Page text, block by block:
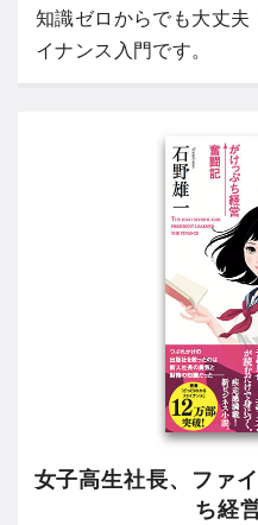
知識ゼロからでも大丈
イナンス入門です。
女子高生社長、ファ
ち経